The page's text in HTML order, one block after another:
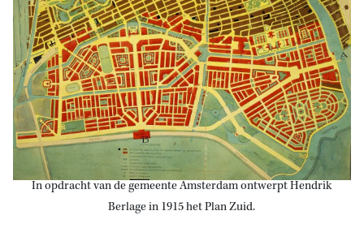
In opdracht van de gemeente Amsterdam ontwerpt Hendrik
Berlage in 1915 het Plan Zuid.